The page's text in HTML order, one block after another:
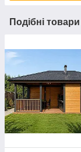
Подібні